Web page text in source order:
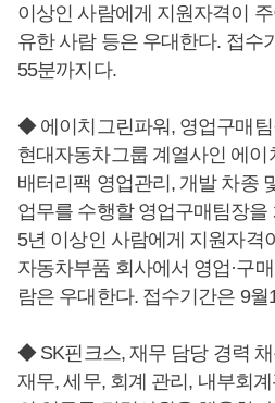
이상인 사람에게 지원자격이
유한 사람 등은 우대한다. 접수
55분까지다.
◆ 에이치그린파워, 영업구매
현대자동차그룹 계열사인 에
배터리팩 영업관리, 개발 차종
업무를 수행할 영업구매팀장
5년 이상인 사람에게 지원자격
자동차부품 회사에서 영업·구
람은 우대한다. 접수기간은 9월
◆ SK핀크스, 재무 담당 경력
재무, 세무, 회계 관리, 내부회